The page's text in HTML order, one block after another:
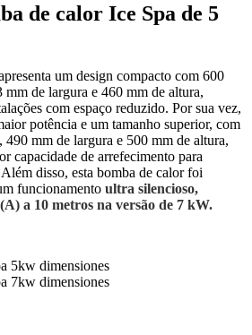
de calor Ice Spa de 5
um design compacto com 600
de largura e 460 mm de altura,
com espaço reduzido. Por sua vez,
potência e um tamanho superior, com
mm de largura e 500 mm de altura,
capacidade de arrefecimento para
disso, esta bomba de calor foi
funcionamento ultra silencioso,
a 10 metros na versão de 7 kW.